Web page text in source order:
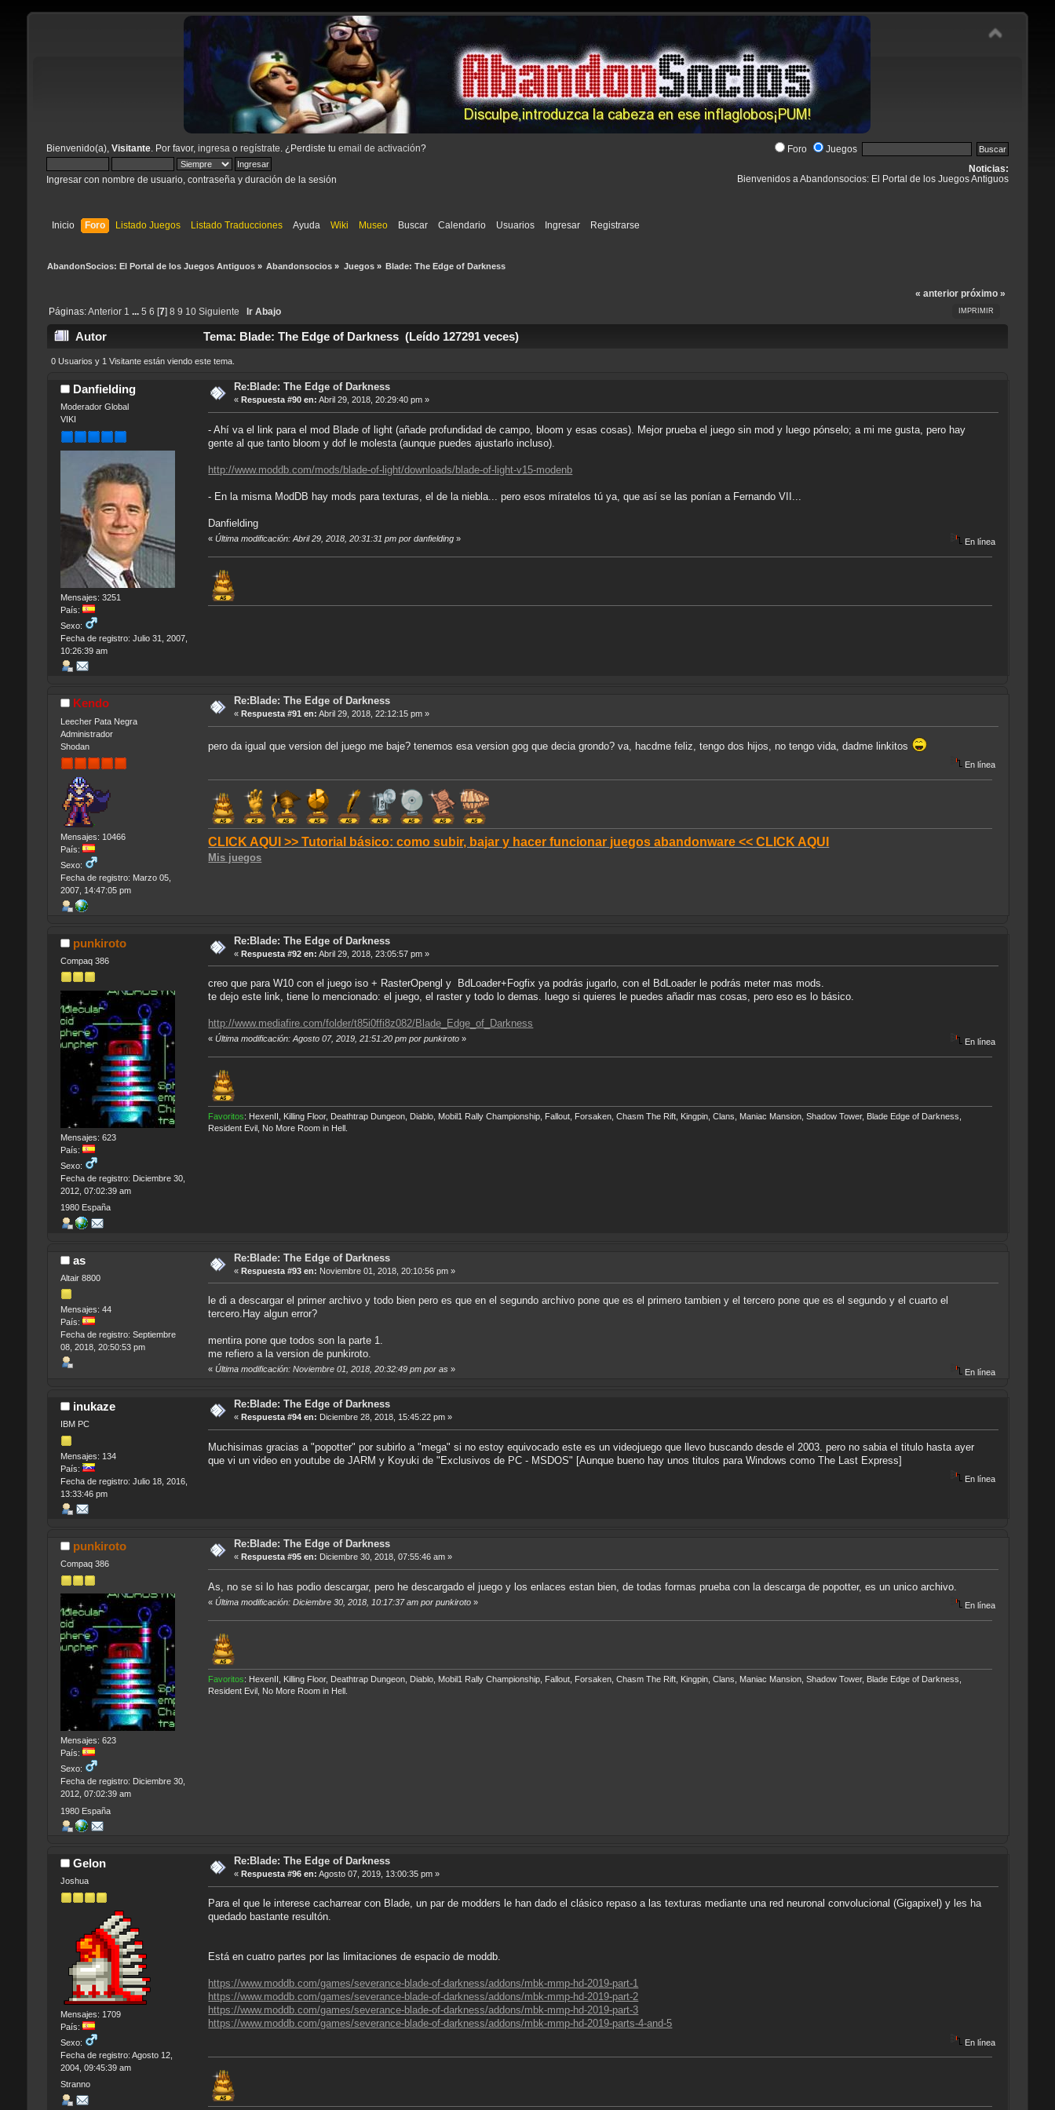
Bienvenido(a), Visitante. Por favor, ingresa o regístrate . ¿Perdiste tu email de activación?
Ingresar con nombre de usuario, contraseña y duración de la sesión
Foro Juegos
Noticias:
Bienvenidos a Abandonsocios: El Portal de los Juegos Antiguos
Inicio Foro Listado Juegos Listado Traducciones Ayuda Wiki Museo Buscar Calendario Usuarios Ingresar Registrarse
AbandonSocios: El Portal de los Juegos Antiguos» Abandonsocios » Juegos» Blade: The Edge of Darkness
« anterior próximo »
IMPRIMIR
Páginas:Anterior 1 ... 5 6 7 8 9 10 Siguiente Ir Abajo
Autor Tema: Blade: The Edge of Darkness (Leído 127291 veces)
0 Usuarios y 1 Visitante están viendo este tema.
Danfielding
Moderador Global
VIKI
Mensajes: 3251
País:
Sexo:
Fecha de registro: Julio 31, 2007,
10:26:39 am
Re:Blade: The Edge of Darkness
« Respuesta #90 en: Abril 29, 2018, 20:29:40 pm »
- Ahí va el link para el mod Blade of light (añade profundidad de campo, bloom y esas cosas). Mejor prueba el juego sin mod y luego pónselo; a mi me gusta, pero hay
gente al que tanto bloom y dof le molesta (aunque puedes ajustarlo incluso).
http://www.moddb.com/mods/blade-of-light/downloads/blade-of-light-v15-modenb
- En la misma ModDB hay mods para texturas, el de la niebla... pero esos míratelos tú ya, que así se las ponían a Fernando VII...
Danfielding
«Última modificación: Abril 29, 2018, 20:31:31 pm por danfielding » En línea
Kendo
Leecher Pata Negra
Administrador
Shodan
Mensajes: 10466
País:
Sexo:
Fecha de registro: Marzo 05,
2007, 14:47:05 pm
Re:Blade: The Edge of Darkness
« Respuesta #91 en: Abril 29, 2018, 22:12:15 pm »
pero da igual que version del juego me baje? tenemos esa version gog que decia grondo? va, hacdme feliz, tengo dos hijos, no tengo vida, dadme linkitos
En línea
CLICK AQUI >> Tutorial básico: como subir, bajar y hacer funcionar juegos abandonware << CLICK AQUI
Mis juegos
punkiroto
Compaq 386
Mensajes: 623
País:
Sexo:
Fecha de registro: Diciembre 30,
2012, 07:02:39 am
1980 España
Re:Blade: The Edge of Darkness
« Respuesta #92 en: Abril 29, 2018, 23:05:57 pm »
creo que para W10 con el juego iso + RasterOpengl y BdLoader+Fogfix ya podrás jugarlo, con el BdLoader le podrás meter mas mods.
te dejo este link, tiene lo mencionado: el juego, el raster y todo lo demas. luego si quieres le puedes añadir mas cosas, pero eso es lo básico.
http://www.mediafire.com/folder/t85i0ffi8z082/Blade_Edge_of_Darkness
«Última modificación: Agosto 07, 2019, 21:51:20 pm por punkiroto » En línea
Favoritos: HexenII, Killing Floor, Deathtrap Dungeon, Diablo, Mobil1 Rally Championship, Fallout, Forsaken, Chasm The Rift, Kingpin, Clans, Maniac Mansion, Shadow Tower, Blade Edge of Darkness,
Resident Evil, No More Room in Hell.
as
Altair 8800
Mensajes: 44
País:
Fecha de registro: Septiembre
08, 2018, 20:50:53 pm
Re:Blade: The Edge of Darkness
« Respuesta #93 en: Noviembre 01, 2018, 20:10:56 pm »
le di a descargar el primer archivo y todo bien pero es que en el segundo archivo pone que es el primero tambien y el tercero pone que es el segundo y el cuarto el
tercero.Hay algun error?
mentira pone que todos son la parte 1.
me refiero a la version de punkiroto.
«Última modificación: Noviembre 01, 2018, 20:32:49 pm por as » En línea
inukaze
IBM PC
Mensajes: 134
País:
Fecha de registro: Julio 18, 2016,
13:33:46 pm
Re:Blade: The Edge of Darkness
« Respuesta #94 en: Diciembre 28, 2018, 15:45:22 pm »
Muchisimas gracias a "popotter" por subirlo a "mega" si no estoy equivocado este es un videojuego que llevo buscando desde el 2003. pero no sabia el titulo hasta ayer
que vi un video en youtube de JARM y Koyuki de "Exclusivos de PC - MSDOS" [Aunque bueno hay unos titulos para Windows como The Last Express]
En línea
punkiroto
Compaq 386
Mensajes: 623
País:
Sexo:
Fecha de registro: Diciembre 30,
2012, 07:02:39 am
1980 España
Re:Blade: The Edge of Darkness
« Respuesta #95 en: Diciembre 30, 2018, 07:55:46 am »
As, no se si lo has podio descargar, pero he descargado el juego y los enlaces estan bien, de todas formas prueba con la descarga de popotter, es un unico archivo.
«Última modificación: Diciembre 30, 2018, 10:17:37 am por punkiroto » En línea
Favoritos: HexenII, Killing Floor, Deathtrap Dungeon, Diablo, Mobil1 Rally Championship, Fallout, Forsaken, Chasm The Rift, Kingpin, Clans, Maniac Mansion, Shadow Tower, Blade Edge of Darkness,
Resident Evil, No More Room in Hell.
Gelon
Joshua
Mensajes: 1709
País:
Sexo:
Fecha de registro: Agosto 12,
2004, 09:45:39 am
Stranno
Re:Blade: The Edge of Darkness
« Respuesta #96 en: Agosto 07, 2019, 13:00:35 pm »
Para el que le interese cacharrear con Blade, un par de modders le han dado el clásico repaso a las texturas mediante una red neuronal convolucional (Gigapixel) y les ha
quedado bastante resultón.
Está en cuatro partes por las limitaciones de espacio de moddb.
https://www.moddb.com/games/severance-blade-of-darkness/addons/mbk-mmp-hd-2019-part-1
https://www.moddb.com/games/severance-blade-of-darkness/addons/mbk-mmp-hd-2019-part-2
https://www.moddb.com/games/severance-blade-of-darkness/addons/mbk-mmp-hd-2019-part-3
https://www.moddb.com/games/severance-blade-of-darkness/addons/mbk-mmp-hd-2019-parts-4-and-5
En línea